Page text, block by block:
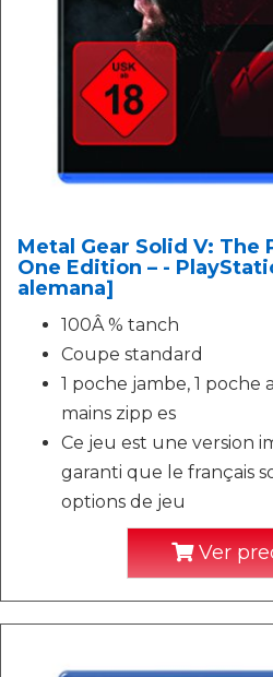
Metal Gear Solid V: The
One Edition – -
alemana]
100Â % tanch
Coupe standard
1 poche jambe, 1 poche
mains zipp es
Ce jeu est une version
garanti que le français
options de jeu
Ver